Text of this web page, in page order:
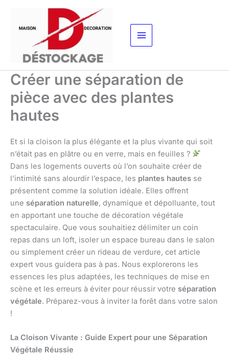
contenu
Créer une séparation de
pièce avec des plantes
hautes
Et si la cloison la plus élégante et la plus vivante qui soit
n’était pas en plâtre ou en verre, mais en feuilles ?
Dans les logements ouverts où l’on souhaite créer de
l’intimité sans alourdir l’espace, les plantes hautes se
présentent comme la solution idéale. Elles offrent
une séparation naturelle, dynamique et dépolluante, tout
en apportant une touche de décoration végétale
spectaculaire. Que vous souhaitiez délimiter un coin
repas dans un loft, isoler un espace bureau dans le salon
ou simplement créer un rideau de verdure, cet article
expert vous guidera pas à pas. Nous explorerons les
essences les plus adaptées, les techniques de mise en
scène et les erreurs à éviter pour réussir votre séparation
végétale. Préparez-vous à inviter la forêt dans votre salon
!
La Cloison Vivante : Guide Expert pour une Séparation
Végétale Réussie